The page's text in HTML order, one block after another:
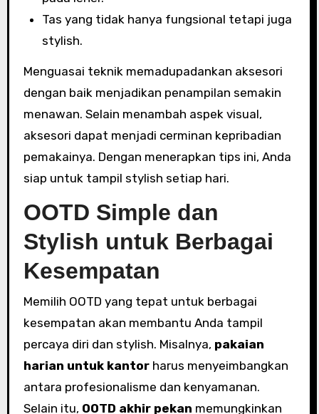
Tas yang tidak hanya fungsional tetapi juga
stylish.
Menguasai teknik memadupadankan aksesori
dengan baik menjadikan penampilan semakin
menawan. Selain menambah aspek visual,
aksesori dapat menjadi cerminan kepribadian
pemakainya. Dengan menerapkan tips ini, Anda
siap untuk tampil stylish setiap hari.
OOTD Simple dan
Stylish untuk Berbagai
Kesempatan
Memilih OOTD yang tepat untuk berbagai
kesempatan akan membantu Anda tampil
percaya diri dan stylish. Misalnya, pakaian
harian untuk kantorharus menyeimbangkan
antara profesionalisme dan kenyamanan.
Selain itu, OOTD akhir pekan memungkinkan